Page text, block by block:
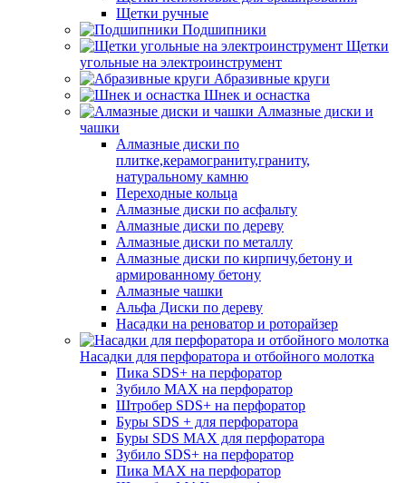
Щетки ручные
Подшипники
Щетки
угольные на электроинструмент
Абразивные круги
Шнек и оснастка
Алмазные диски и
чашки
Алмазные диски по
плитке,керамограниту,граниту,
натуральному камню
Переходные кольца
Алмазные диски по асфальту
Алмазные диски по дереву
Алмазные диски по металлу
Алмазные диски по кирпичу,бетону и
армированному бетону
Алмазные чашки
Альфа Диски по дереву
Насадки на реноватор и роторайзер
Насадки для перфоратора и отбойного молотка
Пика SDS+ на перфоратор
Зубило MAX на перфоратор
Штробер SDS+ на перфоратор
Буры SDS + для перфоратора
Буры SDS MAX для перфоратора
Зубило SDS+ на перфоратор
Пика MAX на перфоратор